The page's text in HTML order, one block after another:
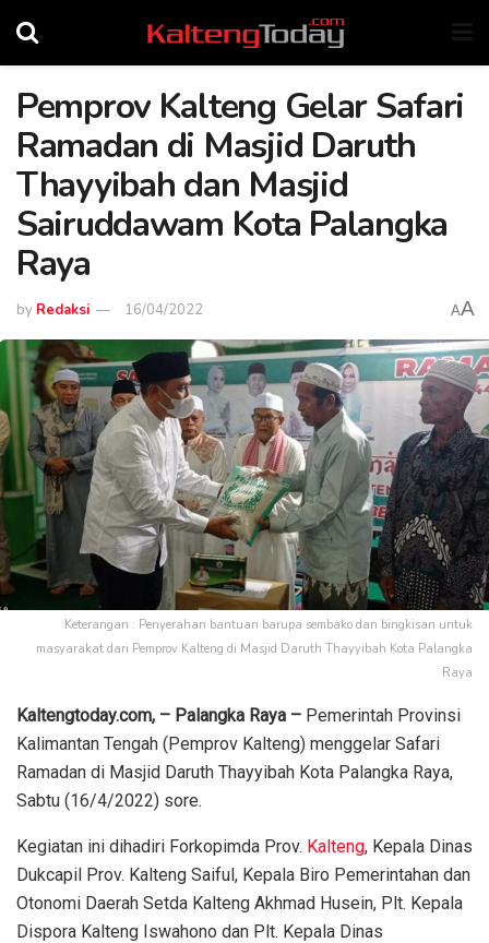
Pemprov Kalteng Gelar Safari
Ramadan di Masjid Daruth
Thayyibah dan Masjid
Sairuddawam Kota Palangka
Raya
by Redaksi 16/04/2022 AA
Keterangan : Penyerahan bantuan barupa sembako dan bingkisan untuk
masyarakat dari Pemprov Kalteng di Masjid Daruth Thayyibah Kota Palangka
Raya
Kaltengtoday.com, – Palangka Raya – Pemerintah Provinsi
Kalimantan Tengah (Pemprov Kalteng) menggelar Safari
Ramadan di Masjid Daruth Thayyibah Kota Palangka Raya,
Sabtu (16/4/2022) sore.
Kegiatan ini dihadiri Forkopimda Prov. Kalteng, Kepala Dinas
Dukcapil Prov. Kalteng Saiful, Kepala Biro Pemerintahan dan
Otonomi Daerah Setda Kalteng Akhmad Husein, Plt. Kepala
Dispora Kalteng Iswahono dan Plt. Kepala Dinas